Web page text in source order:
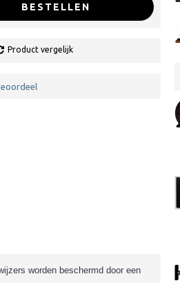
BESTELLEN
Product vergelijk
worden beschermd door een